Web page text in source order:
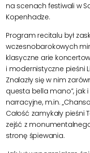
na scenach festiwali w
Kopenhadze.
Program recitalu był
wczesnobarokowych
klasyczne arie
i modernistyczne pieśni
Znalazły się w nim
questa bella mano”, jak
narracyjne, m.in. „
Całość zamykały pieśni
zejść z
stronę śpiewania.